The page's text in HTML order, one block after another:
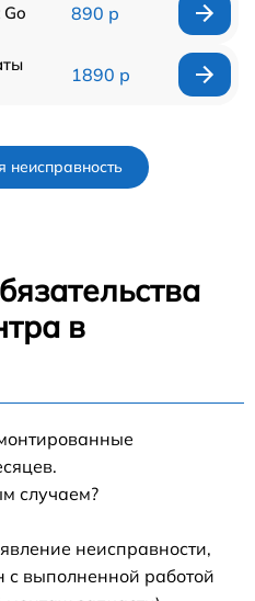
890 р
1890 р
неисправность
в
случаем?
неисправности,
выполненной работой